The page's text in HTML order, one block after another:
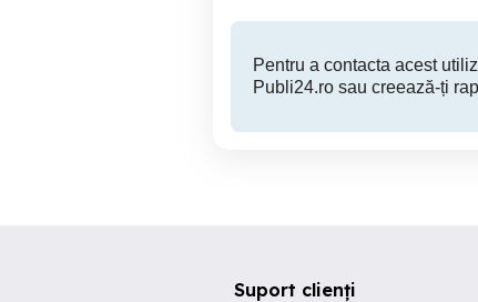
Pentru a contacta acest
Publi24.ro sau creează-ți
Suport clienți